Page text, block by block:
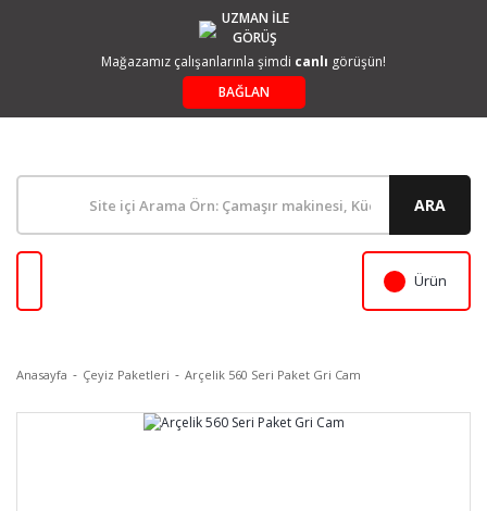
UZMAN İLE
GÖRÜŞ
Mağazamız çalışanlarınla şimdi canlı görüşün!
BAĞLAN
ARA
Ürün
Anasayfa Çeyiz Paketleri Arçelik 560 Seri Paket Gri Cam